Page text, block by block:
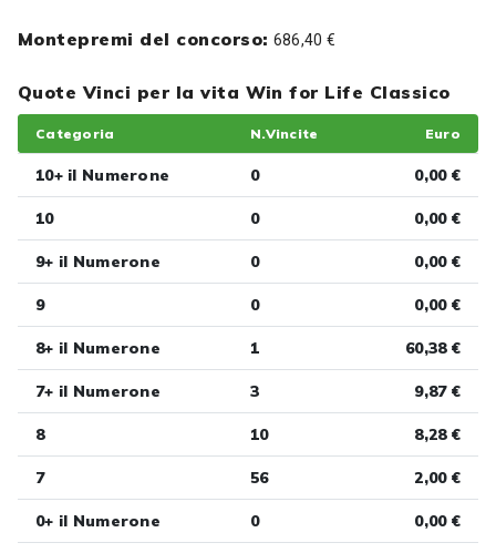
Montepremi del concorso: 686,40 €
Quote Vinci per la vita Win for Life Classico
Categoria N.Vincite Euro
10+ il Numerone 0 0,00 €
10 0 0,00 €
9+ il Numerone 0 0,00 €
9 0 0,00 €
8+ il Numerone 1 60,38 €
7+ il Numerone 3 9,87 €
8 10 8,28 €
7 56 2,00 €
0+ il Numerone 0 0,00 €